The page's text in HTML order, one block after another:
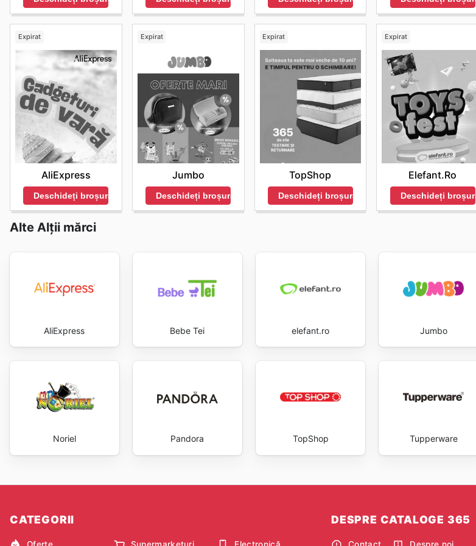
Expirat
AliExpress
Deschideți broșura
Expirat
Jumbo
Deschideți broșura
Expirat
TopShop
Deschideți broșura
Expirat
Elefant.ro
Deschideți broșura
Alte Alții mărci
AliExpress Bebe Tei elefant.ro Jumbo
Noriel Pandora TopShop Tupperware
CATEGORII DESPRE CATALOGE 365